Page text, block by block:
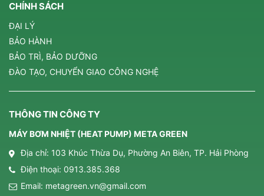
CHÍNH SÁCH
ĐẠI LÝ
BẢO HÀNH
BẢO TRÌ, BẢO DƯỠNG
ĐÀO TẠO, CHUYỂN GIAO CÔNG NGHỆ
THÔNG TIN CÔNG TY
MÁY BƠM NHIỆT (HEAT PUMP) META GREEN
Địa chỉ: 103 Khúc Thừa Dụ, Phường An Biên, TP. Hải Phòng
Điện thoại: 0913.385.368
Email: metagreen.vn@gmail.com